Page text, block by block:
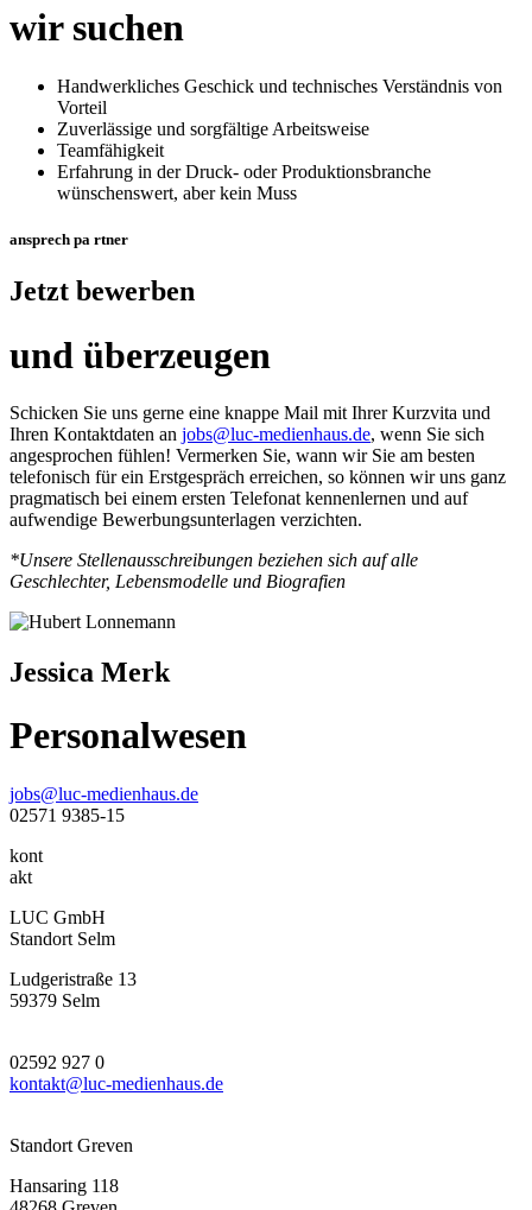
wir suchen
Handwerkliches Geschick und technisches Verständnis von
Vorteil
Zuverlässige und sorgfältige Arbeitsweise
Teamfähigkeit
Erfahrung in der Druck- oder Produktionsbranche
wünschenswert, aber kein Muss
ansprech pa rtner
Jetzt bewerben
und überzeugen
Schicken Sie uns gerne eine knappe Mail mit Ihrer Kurzvita und
Ihren Kontaktdaten an jobs@luc-medienhaus.de, wenn Sie sich
angesprochen fühlen! Vermerken Sie, wann wir Sie am besten
telefonisch für ein Erstgespräch erreichen, so können wir uns ganz
pragmatisch bei einem ersten Telefonat kennenlernen und auf
aufwendige Bewerbungsunterlagen verzichten.
*Unsere Stellenausschreibungen beziehen sich auf alle
Geschlechter, Lebensmodelle und Biografien
Jessica Merk
Personalwesen
jobs@luc-medienhaus.de
02571 9385-15
kont
akt
LUC GmbH
Standort Selm
Ludgeristraße 13
59379 Selm
02592 927 0
kontakt@luc-medienhaus.de
Standort Greven
Hansaring 118